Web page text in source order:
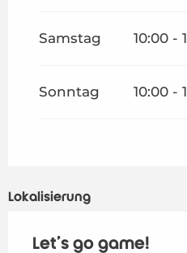
Samstag 10:00 -
Sonntag 10:00 -
Lokalisierung
Let's go game!